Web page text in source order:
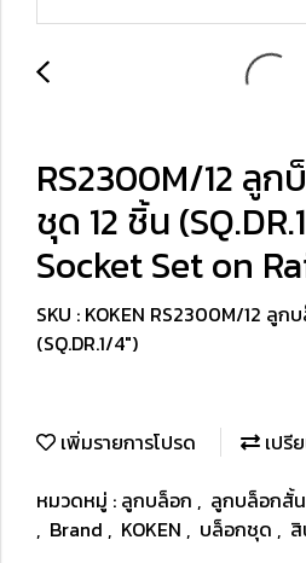
RS2300M/12 ลูก
ชุด 12 ชิ้น
Socket Set on
SKU : KOKEN RS2300M/12 ลู
(SQ.DR.1/4")
เพิ่มรายการโปรด
เปรี
หมวดหมู่ : ลูกบล็อก , ลูกบล็อกสั้
, Brand , KOKEN , บล็อกชุด ,